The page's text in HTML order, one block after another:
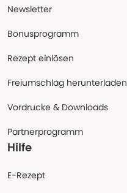
Newsletter
Bonusprogramm
Rezept einlösen
Freiumschlag herunterladen
Vordrucke & Downloads
Partnerprogramm
Hilfe
E-Rezept